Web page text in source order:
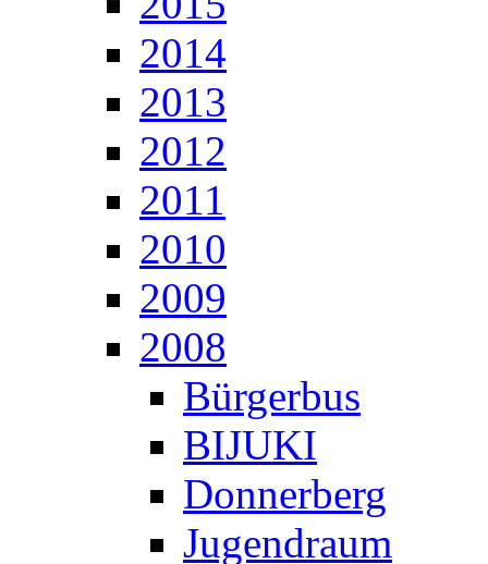
2014
2013
2012
2011
2010
2009
2008
Bürgerbus
BIJUKI
Donnerberg
Jugendraum